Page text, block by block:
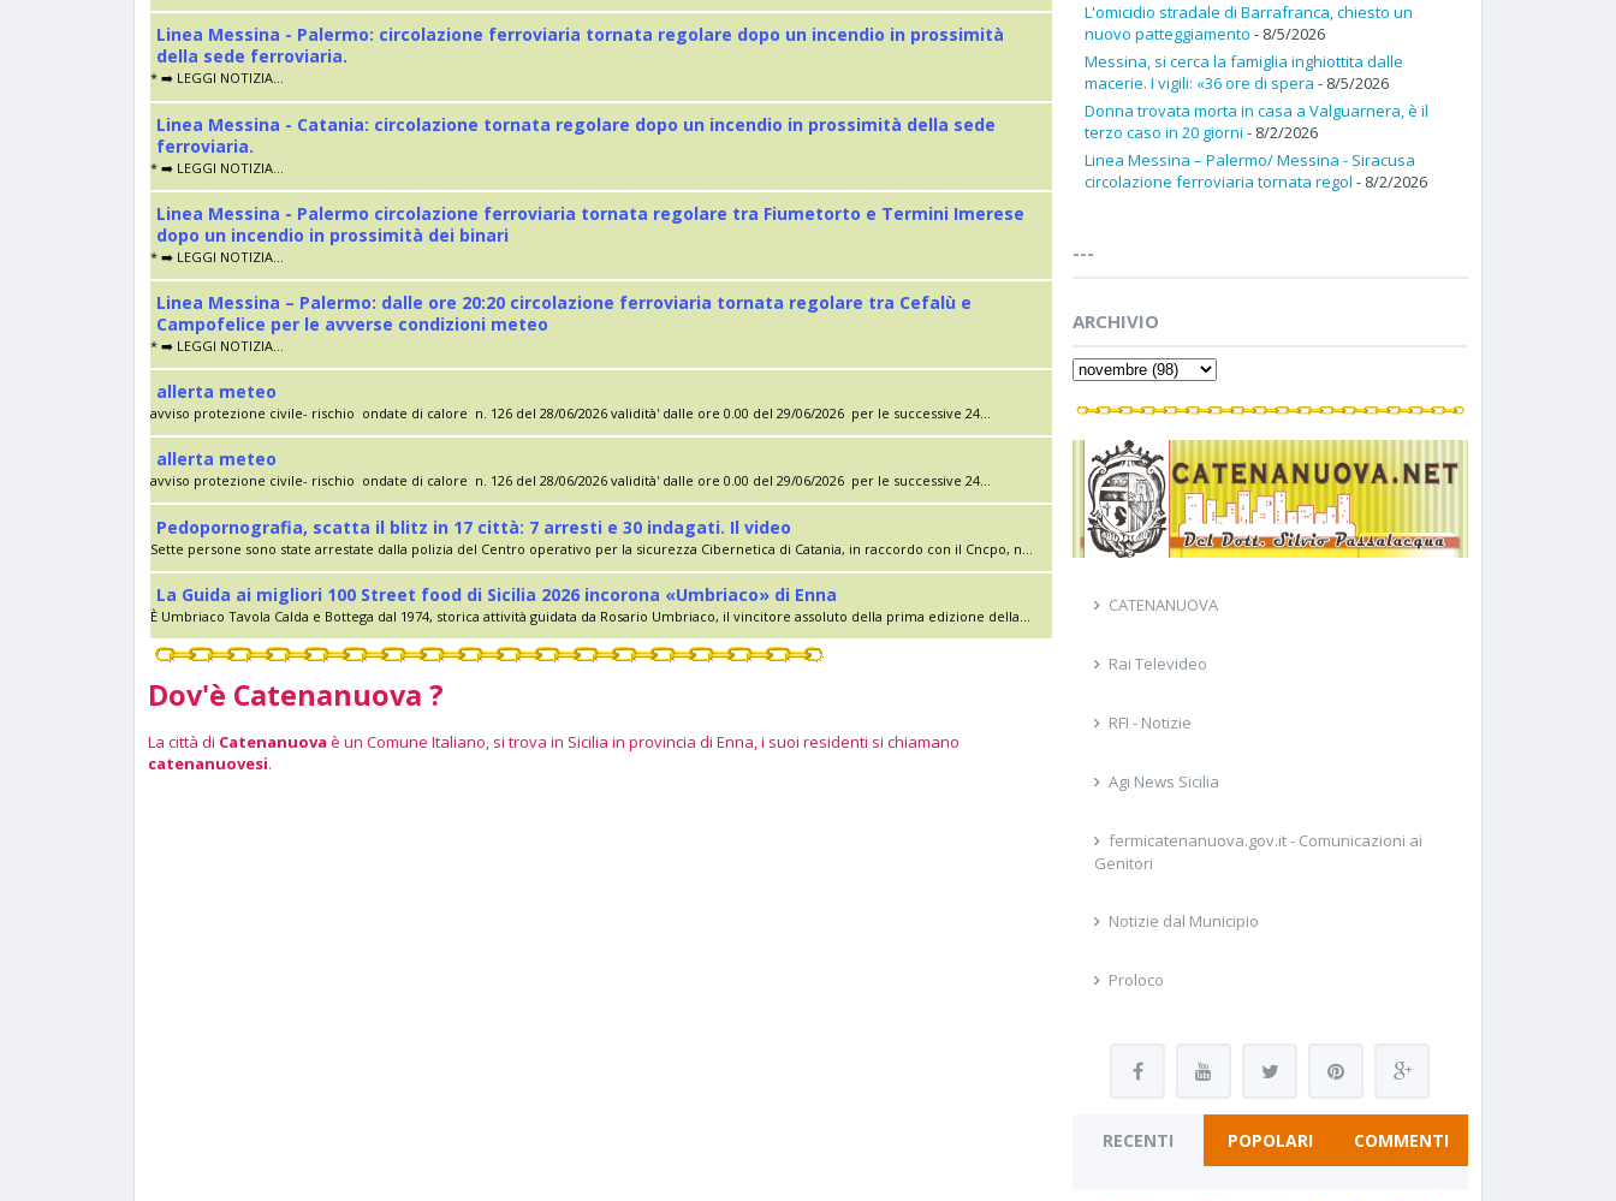
Linea Messina - Palermo: circolazione ferroviaria tornata regolare dopo un incendio in prossimità
della sede ferroviaria.
* ➡️ LEGGI NOTIZIA...
Linea Messina - Catania: circolazione tornata regolare dopo un incendio in prossimità della sede
ferroviaria.
* ➡️ LEGGI NOTIZIA...
Linea Messina - Palermo circolazione ferroviaria tornata regolare tra Fiumetorto e Termini Imerese
dopo un incendio in prossimità dei binari
* ➡️ LEGGI NOTIZIA...
Linea Messina – Palermo: dalle ore 20:20 circolazione ferroviaria tornata regolare tra Cefalù e
Campofelice per le avverse condizioni meteo
* ➡️ LEGGI NOTIZIA...
allerta meteo
avviso protezione civile- rischio ondate di calore n. 126 del 28/06/2026 validità' dalle ore 0.00 del 29/06/2026 per le successive 24...
allerta meteo
avviso protezione civile- rischio ondate di calore n. 126 del 28/06/2026 validità' dalle ore 0.00 del 29/06/2026 per le successive 24...
Pedopornografia, scatta il blitz in 17 città: 7 arresti e 30 indagati. Il video
Sette persone sono state arrestate dalla polizia del Centro operativo per la sicurezza Cibernetica di Catania, in raccordo con il Cncpo, n...
La Guida ai migliori 100 Street food di Sicilia 2026 incorona «Umbriaco» di Enna
È Umbriaco Tavola Calda e Bottega dal 1974, storica attività guidata da Rosario Umbriaco, il vincitore assoluto della prima edizione della...
Dov'è Catenanuova ?
La città di Catenanuova è un Comune Italiano, si trova in Sicilia in provincia di Enna, i suoi residenti si chiamano
catenanuovesi.
L'omicidio stradale di Barrafranca, chiesto un
nuovo patteggiamento - 8/5/2026
Messina, si cerca la famiglia inghiottita dalle
macerie. I vigili: «36 ore di spera - 8/5/2026
Donna trovata morta in casa a Valguarnera, è il
terzo caso in 20 giorni - 8/2/2026
Linea Messina – Palermo/ Messina - Siracusa
circolazione ferroviaria tornata regol - 8/2/2026
---
ARCHIVIO
CATENANUOVA
Rai Televideo
RFI - Notizie
Agi News Sicilia
fermicatenanuova.gov.it - Comunicazioni ai
Genitori
Notizie dal Municipio
Proloco
RECENTI POPOLARI COMMENTI